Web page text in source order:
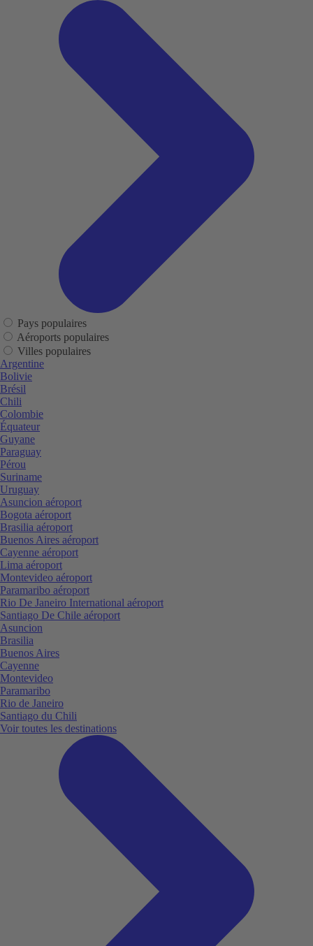
Pays populaires
Aéroports populaires
Villes populaires
Argentine
Bolivie
Brésil
Chili
Colombie
Équateur
Guyane
Paraguay
Pérou
Suriname
Uruguay
Asuncion aéroport
Bogota aéroport
Brasilia aéroport
Buenos Aires aéroport
Cayenne aéroport
Lima aéroport
Montevideo aéroport
Paramaribo aéroport
Rio De Janeiro International aéroport
Santiago De Chile aéroport
Asuncion
Brasilia
Buenos Aires
Cayenne
Montevideo
Paramaribo
Rio de Janeiro
Santiago du Chili
Voir toutes les destinations